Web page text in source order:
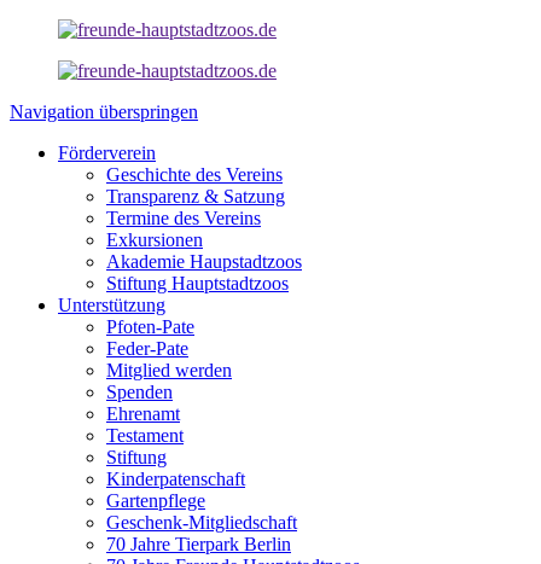
Navigation überspringen
Förderverein
Geschichte des Vereins
Transparenz & Satzung
Termine des Vereins
Exkursionen
Akademie Haupstadtzoos
Stiftung Hauptstadtzoos
Unterstützung
Pfoten-Pate
Feder-Pate
Mitglied werden
Spenden
Ehrenamt
Testament
Stiftung
Kinderpatenschaft
Gartenpflege
Geschenk-Mitgliedschaft
70 Jahre Tierpark Berlin